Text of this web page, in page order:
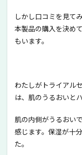
しかし口コミを見て
本製品の購入を決め
もいます。
わたしがトライアル
は、肌のうるおいと
肌の内側がうるおい
感じます。保湿が十
た。